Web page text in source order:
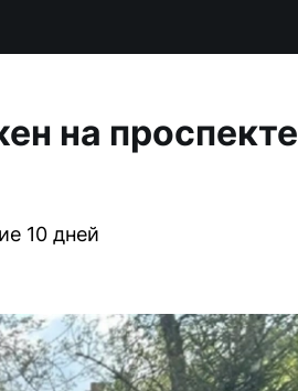
на проспекте
10 дней